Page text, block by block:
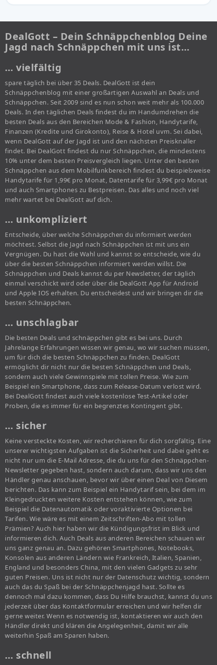
DealGott – Dein Schnäppchenblog Deine
Jagd nach Schnäppchen mit uns ist…
… vielfältig
spare täglich bei über 35 Deals. DealGott ist dein
Schnäppchenblog mit einer großartigen Auswahl an Deals und
Schnäppchen. Seit 2009 sind es nun schon weit mehr als 100.000
Deals. In den täglichen Deals findest du im Handumdrehen die
besten Deals aus den Bereichen Mode & Fashion, Handytarife,
Finanzen (Kredite und Girokonto), Reise & Hotel uvm. Sei dabei,
wenn DealGott auf der Jagd ist und den nächsten Preisknaller
findet. Bei DealGott findest du nur Schnäppchen, die mindestens
10% unter dem besten Preisvergleich liegen. Unter den besten
Schnäppchen aus dem Mobilfunkbereich findest du beispielsweise
Handytarife für 1,99€ pro Monat, Datentarife für 3,99€ pro Monat
und auch Smartphones zu Bestpreisen. Das alles und noch viel
mehr wartet bei DealGott auf dich.
… unkompliziert
Entscheide, über welche Schnäppchen du informiert werden
möchtest. Selbst die Jagd nach Schnäppchen ist mit uns ein
Vergnügen. Du hast die Wahl und kannst so entscheide, wie du
über die besten Schnäppchen informiert werden willst. Die
Schnäppchen und Deals kannst du per Newsletter, der täglich
einmal verschickt wird oder über die DealGott App für Android
und Apple IOS erhalten. Du entscheidest und wir bringen dir die
besten Schnäppchen.
… unschlagbar
Die besten Deals und schnäppchen gibt es bei uns. Durch
Jahrelange Erfahrungen wissen wir genau, wo wir suchen müssen,
um für dich die besten Schnäppchen zu finden. DealGott
ermöglicht dir nicht nur die besten Schnäppchen und Deals,
sondern auch viele Gewinnspiele mit tollen Preise. Wie zum
Beispiel ein Smartphone, dass zum Release-Datum verlost wird.
Bei DealGott findest auch viele kostenlose Test-Artikel oder
Proben, die es immer für ein begrenztes Kontingent gibt.
… sicher
Keine versteckte Kosten, wir recherchieren für dich sorgfältig. Eine
unserer wichtigsten Aufgaben ist die Sicherheit und dabei geht es
nicht nur um die E-Mail Adresse, die du uns für den Schnäppchen-
Newsletter gegeben hast, sondern auch darum, dass wir uns den
Händler genau anschauen, bevor wir über einen Deal von Diesem
berichten. Das kann zum Beispiel ein Handytarif sein, bei dem im
Kleingedruckten weitere Kosten entstehen können, wie zum
Beispiel die Datenautomatik oder voraktivierte Optionen bei
Tarifen. Wie wäre es mit einem Zeitschriften-Abo mit tollen
Prämien? Auch hier haben wir die Kündigungsfrist im Blick und
informieren dich. Auch Deals aus anderen Bereichen schauen wir
uns ganz genau an. Dazu gehören Smartphones, Notebooks,
Konsolen aus anderen Ländern wie Frankreich, Italien, Spanien,
England und besonders China, mit den vielen Gadgets zu sehr
guten Preisen. Uns ist nicht nur der Datenschutz wichtig, sondern
auch das du Spaß bei der Schnäppchenjagd hast. Sollte es
dennoch mal dazu kommen, dass Du Hilfe brauchst, kannst du uns
jederzeit über das Kontaktformular erreichen und wir helfen dir
gerne weiter. Wenn es notwendig ist, kontaktieren wir auch den
Händler direkt und klären die Angelegenheit, damit wir alle
weiterhin Spaß am Sparen haben.
… schnell